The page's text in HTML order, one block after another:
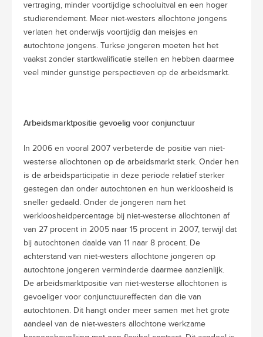
vertraging, minder voortijdige schooluitval en een hoger
studierendement. Meer niet-westers allochtone jongens
verlaten het onderwijs voortijdig dan meisjes en
autochtone jongens. Turkse jongeren moeten het het
vaakst zonder startkwalificatie stellen en hebben daarmee
veel minder gunstige perspectieven op de arbeidsmarkt.
Arbeidsmarktpositie gevoelig voor conjunctuur
In 2006 en vooral 2007 verbeterde de positie van niet-
westerse allochtonen op de arbeidsmarkt sterk. Onder hen
is de arbeidsparticipatie in deze periode relatief sterker
gestegen dan onder autochtonen en hun werkloosheid is
sneller gedaald. Onder de jongeren nam het
werkloosheidpercentage bij niet-westerse allochtonen af
van 27 procent in 2005 naar 15 procent in 2007, terwijl dat
bij autochtonen daalde van 11 naar 8 procent. De
achterstand van niet-westers allochtone jongeren op
autochtone jongeren verminderde daarmee aanzienlijk.
De arbeidsmarktpositie van niet-westerse allochtonen is
gevoeliger voor conjunctuureffecten dan die van
autochtonen. Dit hangt onder meer samen met het grote
aandeel van de niet-westers allochtone werkzame